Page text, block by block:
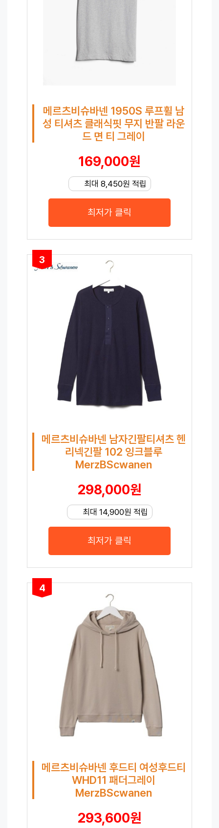
메르츠비슈바넨 1950S 루프휠 남
성 티셔츠 클래식핏 무지 반팔 라운
드 면 티 그레이
169,000원
최대 8,450원 적립
최저가 클릭
3
메르츠비슈바넨 남자긴팔티셔츠 헨
리넥긴팔 102 잉크블루
MerzBScwanen
298,000원
최대 14,900원 적립
최저가 클릭
4
메르츠비슈바넨 후드티 여성후드티
WHD11 패더그레이
MerzBScwanen
293,600원